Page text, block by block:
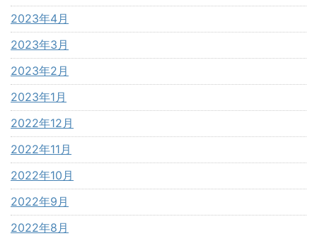
2023年4月
2023年3月
2023年2月
2023年1月
2022年12月
2022年11月
2022年10月
2022年9月
2022年8月